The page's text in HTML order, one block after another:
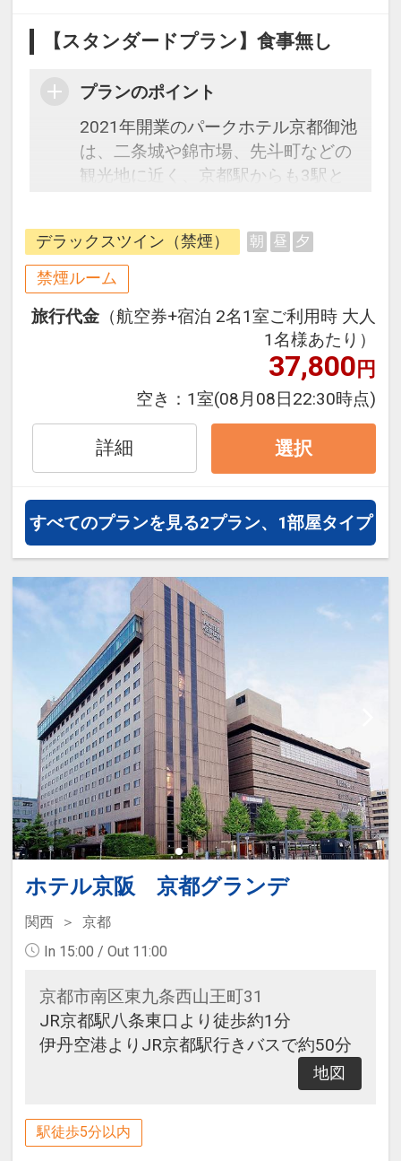
【スタンダードプラン】食事無し
プランのポイント
2021年開業のパークホテル京都御池
は、二条城や錦市場、先斗町などの
観光地に近く、京都駅からも3駅と
全室にシモンズ製ベッドとスマート
TVを完備し、快適な宿泊空間を提供
します。また、館内には開放的なレ
ストラン＆バー、フィットネスルー
ムもあり、充実した滞在をお約束し
ます。朝食には和洋のメニューをご
用意。大型スマートTVでお好きな動
画コンテンツを楽しみながら、旅の
もビジネスにも最適な立地と設備
で、快適な京都滞在をお楽しみいた
デラックスツイン（禁煙） 朝 昼 夕
禁煙ルーム
旅行代金 （航空券+宿泊 2名1室ご利用時 大人
1名様あたり）
37,800円
空き： 1室(08月08日22:30時点)
詳細 選択
すべてのプランを見る2プラン、1部屋タイプ
ホテル京阪 京都グランデ
関西
京都
In 15:00 / Out 11:00
京都市南区東九条西山王町31
JR京都駅八条東口より徒歩約1分
伊丹空港よりJR京都駅行きバスで約50分
地図
駅徒歩5分以内